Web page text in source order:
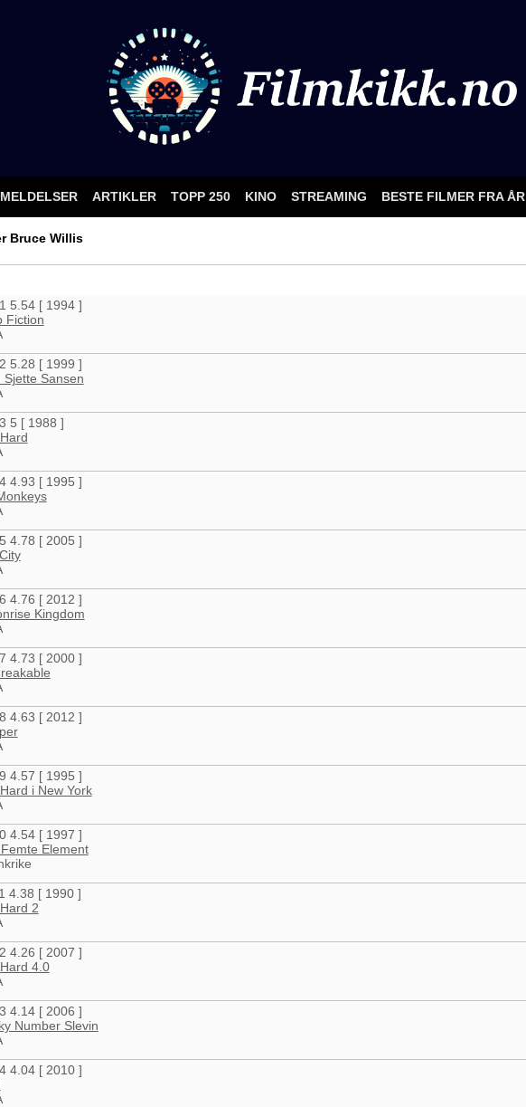
ARTIKLER TOPP 250 KINO STREAMING BESTE FILMER FRA ÅR
Bruce Willis
5.54 [ 1994 ]
Fiction
5.28 [ 1999 ]
Sjette Sansen
5 [ 1988 ]
4.93 [ 1995 ]
4.78 [ 2005 ]
4.76 [ 2012 ]
Kingdom
4.73 [ 2000 ]
4.63 [ 2012 ]
4.57 [ 1995 ]
i New York
4.54 [ 1997 ]
Element
4.38 [ 1990 ]
2
4.26 [ 2007 ]
4.0
4.14 [ 2006 ]
Number Slevin
4.04 [ 2010 ]